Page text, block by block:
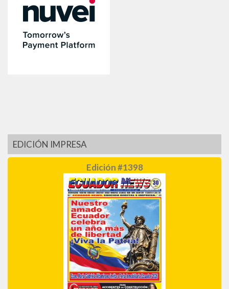
EDICIÓN IMPRESA
Edición #1398